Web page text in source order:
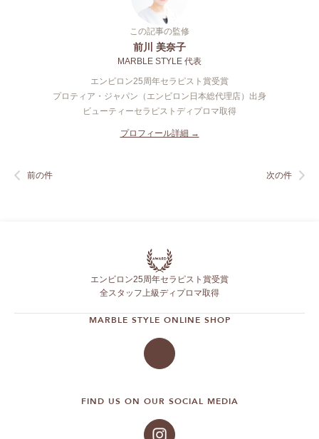
この記事の監修
前川 美奈子
MARBLE STYLE 代表
エンビロン25周年セラピスト賞受賞
プロティア・ジャパン（エンビロン日本総代理店）出身
ビューティーセラピストディプロマ取得
プロフィール詳細 →
前の件 次の件
エンビロン25周年セラピスト賞受賞
全スタッフ上級ディプロマ取得
MARBLE STYLE ONLINE SHOP
FIND US ON OUR SOCIAL MEDIA